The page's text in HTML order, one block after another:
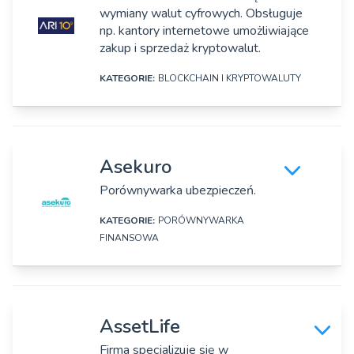
Osoby zarządzające:
Konrad Tarański
Adres:
Ul. Białostocka 22/H11, Warszawa
Strona www:
wymiany walut cyfrowych. Obsługuje
np. kantory internetowe umożliwiające
zakup i sprzedaż kryptowalut.
KATEGORIE: BLOCKCHAIN I KRYPTOWALUTY
Nazwa firmy:
Ul. Swoboda 11, Poznań
Strona www:
Osoby zarządzające:
Asekuro
Porównywarka ubezpieczeń.
KATEGORIE: PORÓWNYWARKA
FINANSOWA
Nazwa firmy:
Asekuro.pl, SAAssetLife
Firma specjalizuje się w